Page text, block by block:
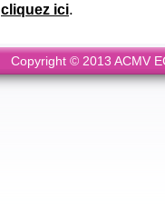
cliquez ici.
Copyright © 2013 ACMV